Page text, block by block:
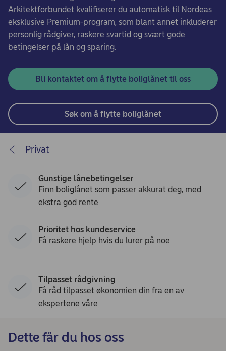
Arkitektforbundet kvalifiserer du automatisk til Nordeas
eksklusive Premium-program, som blant annet inkluderer
personlig rådgiver, raskere svartid og svært gode
betingelser på lån og sparing.
Bli kontaktet om å flytte boliglånet til oss
Søk om å flytte boliglånet
Privat
Gunstige lånebetingelser
Finn boliglånet som passer akkurat deg, med
ekstra god rente
Prioritet hos kundeservice
Få raskere hjelp hvis du lurer på noe
Tilpasset rådgivning
Få råd tilpasset økonomien din fra en av
ekspertene våre
Dette får du hos oss